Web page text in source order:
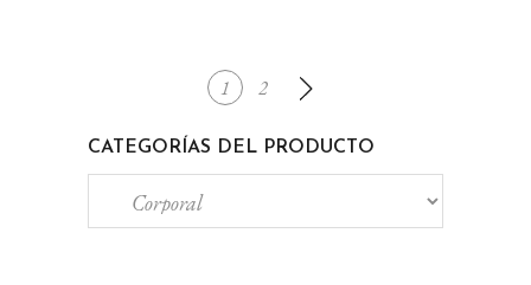
1 2
CATEGORÍAS DEL PRODUCTO